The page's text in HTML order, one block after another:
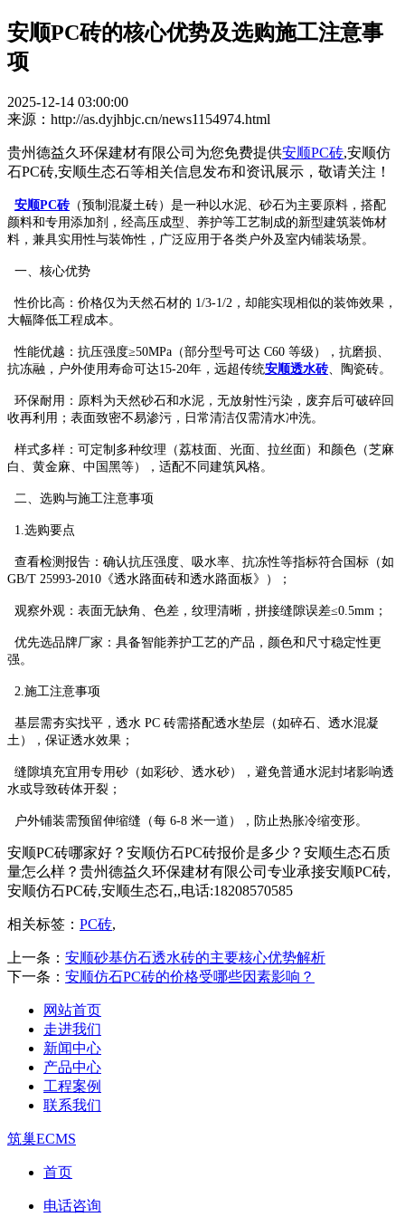
安顺PC砖的核心优势及选购施工注意事
项
2025-12-14 03:00:00
来源：http://as.dyjhbjc.cn/news1154974.html
贵州德益久环保建材有限公司为您免费提供安顺PC砖,安顺仿
石PC砖,安顺生态石等相关信息发布和资讯展示，敬请关注！
安顺PC砖（预制混凝土砖）是一种以水泥、砂石为主要原料，搭配
颜料和专用添加剂，经高压成型、养护等工艺制成的新型建筑装饰材
料，兼具实用性与装饰性，广泛应用于各类户外及室内铺装场景。
一、核心优势
性价比高：价格仅为天然石材的 1/3-1/2，却能实现相似的装饰效果，
大幅降低工程成本。
性能优越：抗压强度≥50MPa（部分型号可达 C60 等级），抗磨损、
抗冻融，户外使用寿命可达15-20年，远超传统安顺透水砖、陶瓷砖。
环保耐用：原料为天然砂石和水泥，无放射性污染，废弃后可破碎回
收再利用；表面致密不易渗污，日常清洁仅需清水冲洗。
样式多样：可定制多种纹理（荔枝面、光面、拉丝面）和颜色（芝麻
白、黄金麻、中国黑等），适配不同建筑风格。
二、选购与施工注意事项
1.选购要点
查看检测报告：确认抗压强度、吸水率、抗冻性等指标符合国标（如
GB/T 25993-2010《透水路面砖和透水路面板》）；
观察外观：表面无缺角、色差，纹理清晰，拼接缝隙误差≤0.5mm；
优先选品牌厂家：具备智能养护工艺的产品，颜色和尺寸稳定性更
强。
2.施工注意事项
基层需夯实找平，透水 PC 砖需搭配透水垫层（如碎石、透水混凝
土），保证透水效果；
缝隙填充宜用专用砂（如彩砂、透水砂），避免普通水泥封堵影响透
水或导致砖体开裂；
户外铺装需预留伸缩缝（每 6-8 米一道），防止热胀冷缩变形。
安顺PC砖哪家好？安顺仿石PC砖报价是多少？安顺生态石质
量怎么样？贵州德益久环保建材有限公司专业承接安顺PC砖,
安顺仿石PC砖,安顺生态石,,电话:18208570585
相关标签： PC砖,
上一条： 安顺砂基仿石透水砖的主要核心优势解析
下一条： 安顺仿石PC砖的价格受哪些因素影响？
网站首页
走进我们
新闻中心
产品中心
工程案例
联系我们
筑巢ECMS
首页
电话咨询